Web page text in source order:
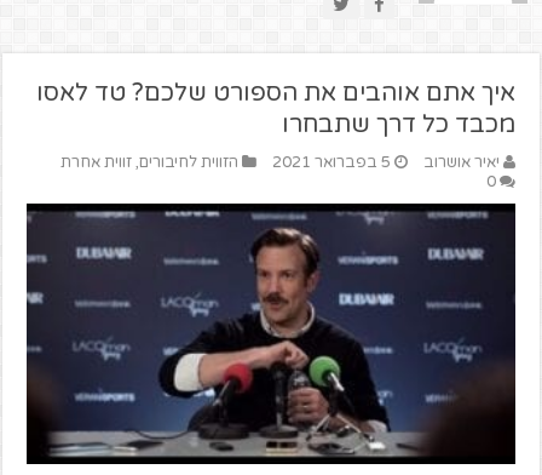
איך אתם אוהבים את הספורט שלכם? טד לאסו
מכבד כל דרך שתבחרו
יאיר אושרוב 5 בפברואר 2021 הזווית לחיבורים,זווית אחרת
0